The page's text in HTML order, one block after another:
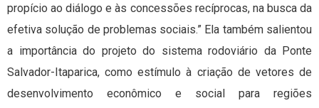
propício ao diálogo e às concessões recíprocas, na busca da
efetiva solução de problemas sociais.” Ela também salientou
a importância do projeto do sistema rodoviário da Ponte
Salvador-Itaparica, como estímulo à criação de vetores de
desenvolvimento econômico e social para regiões